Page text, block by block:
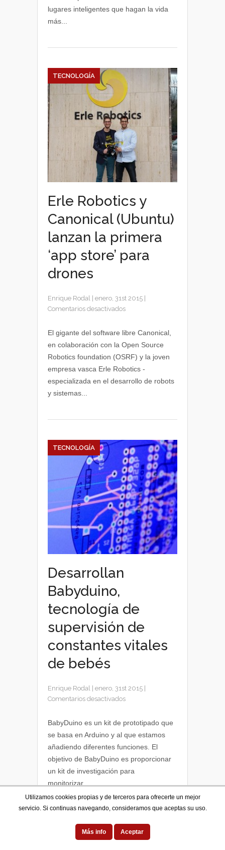
en
lugares inteligentes que hagan la vida
más...
TECNOLOGÍA
Erle Robotics y
Canonical (Ubuntu)
lanzan la primera
‘app store’ para
drones
Enrique Rodal enero, 31st 2015
Comentarios desactivadosen
Robotics
Canonical
(Ubuntu)
lanzan
la
El gigante del software libre Canonical,
en colaboración con la Open Source
Robotics foundation (OSRF) y la joven
empresa vasca Erle Robotics -
especializada en el desarrollo de robots
y sistemas...
TECNOLOGÍA
Desarrollan
Babyduino,
tecnología de
supervisión de
constantes vitales
de bebés
Enrique Rodal enero, 31st 2015
Comentarios desactivadosen
Babyduino,
de
supervisión
de
constantes
bebés
BabyDuino es un kit de prototipado que
se basa en Arduino y al que estamos
añadiendo diferentes funciones. El
objetivo de BabyDuino es proporcionar
un kit de investigación para
monitorizar...
4 5
Utilizamos cookies propias y de terceros para ofrecerte un mejor
servicio. Si continuas navegando, consideramos que aceptas su uso.
Más info Aceptar